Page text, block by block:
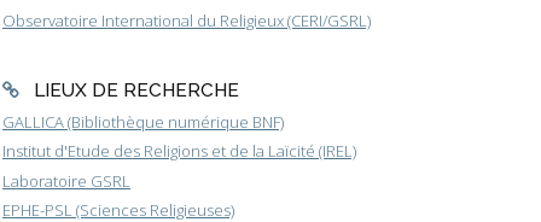
Observatoire International du Religieux (CERI/GSRL)
LIEUX DE RECHERCHE
GALLICA (Bibliothèque numérique BNF)
Institut d'Etude des Religions et de la Laïcité (IREL)
Laboratoire GSRL
EPHE-PSL (Sciences Religieuses)